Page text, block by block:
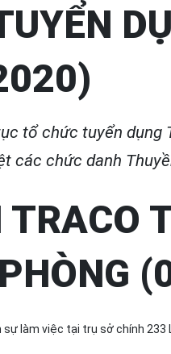
tổ chức tuyển dụng
các chức danh
làm việc tại trụ sở chính 233